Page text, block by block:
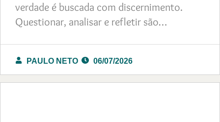
verdade é buscada com discernimento.
Questionar, analisar e refletir são…
PAULO NETO 06/07/2026